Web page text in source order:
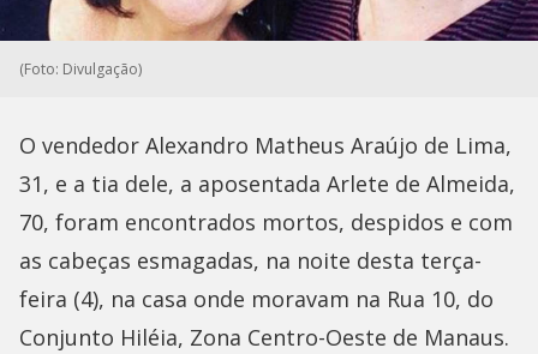
(Foto: Divulgação)
O vendedor Alexandro Matheus Araújo de Lima,
31, e a tia dele, a aposentada Arlete de Almeida,
70, foram encontrados mortos, despidos e com
as cabeças esmagadas, na noite desta terça-
feira (4), na casa onde moravam na Rua 10, do
Conjunto Hiléia, Zona Centro-Oeste de Manaus.